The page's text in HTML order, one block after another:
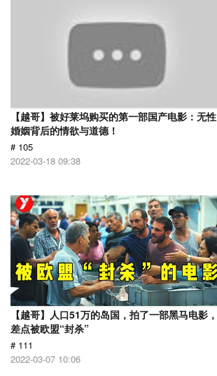
【越哥】被好莱坞购买的第一部国产电影：无性
婚姻背后的情欲与道德！
# 105
2022-03-18 09:38
【越哥】人口51万的岛国，拍了一部黑马电影，
差点被欧盟“封杀”
# 111
2022-03-07 10:06